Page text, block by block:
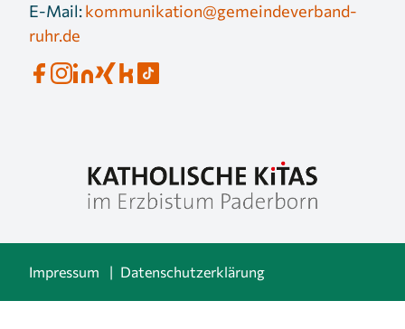
E-Mail:kommunikation@gemeindeverband-
ruhr.de
Impressum Datenschutzerklärung